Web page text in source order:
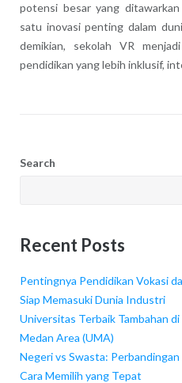
potensi besar yang
satu inovasi penting dalam
demikian, sekolah VR
pendidikan yang lebih inklusif,
Search
Recent Posts
Pentingnya Pendidikan Vokasi
Siap Memasuki Dunia Industri
Universitas Terbaik Tambahan
Medan Area (UMA)
Negeri vs Swasta:
Cara Memilih yang Tepat